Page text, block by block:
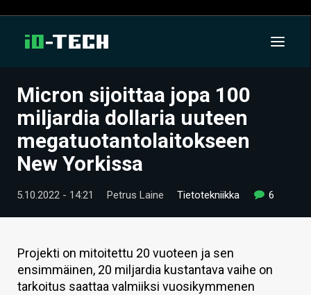
UUTISET
ARTIKKELIT
VIDEOT
TECHBBS
HINTA.FI
KAUPPA
Micron sijoittaa jopa 100
miljardia dollaria uuteen
megatuotantolaitokseen
New Yorkissa
5.10.2022 - 14:21 Petrus Laine Tietotekniikka 6
Projekti on mitoitettu 20 vuoteen ja sen
ensimmäinen, 20 miljardia kustantava vaihe on
tarkoitus saattaa valmiiksi vuosikymmenen